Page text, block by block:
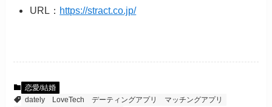
URL： https://stract.co.jp/
恋愛/結婚
dately
LoveTech デーティングアプリ
マッチングアプリ